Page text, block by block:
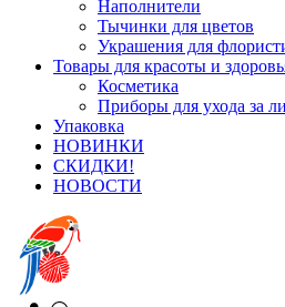
Наполнители
Тычинки для цветов
Украшения для
Товары для красоты и
Косметика
Приборы для ухода за
Упаковка
НОВИНКИ
СКИДКИ!
НОВОСТИ